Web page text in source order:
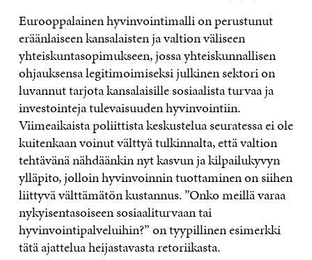
Eurooppalainen hyvinvointimalli on perustunut
eräänlaiseen kansalaisten ja valtion väliseen
yhteiskuntasopimukseen, jossa yhteiskunnallisen
ohjauksensa legitimoimiseksi julkinen sektori on
luvannut tarjota kansalaisille sosiaalista turvaa ja
investointeja tulevaisuuden hyvinvointiin.
Viimeaikaista poliittista keskustelua seuratessa ei ole
kuitenkaan voinut välttyä tulkinnalta, että valtion
tehtävänä nähdäänkin nyt kasvun ja kilpailukyvyn
ylläpito, jolloin hyvinvoinnin tuottaminen on siihen
liittyvä välttämätön kustannus. ”Onko meillä varaa
nykyisentasoiseen sosiaaliturvaan tai
hyvinvointipalveluihin?” on tyypillinen esimerkki
tätä ajattelua heijastavasta retoriikasta.